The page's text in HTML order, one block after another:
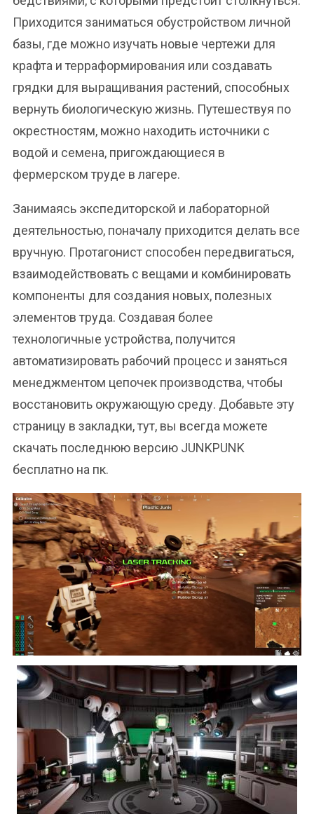
Приходится заниматься обустройством личной
базы, где можно изучать новые чертежи для
крафта и терраформирования или создавать
грядки для выращивания растений, способных
вернуть биологическую жизнь. Путешествуя по
окрестностям, можно находить источники с
водой и семена, пригождающиеся в
фермерском труде в лагере.
Занимаясь экспедиторской и лабораторной
деятельностью, поначалу приходится делать все
вручную. Протагонист способен передвигаться,
взаимодействовать с вещами и комбинировать
компоненты для создания новых, полезных
элементов труда. Создавая более
технологичные устройства, получится
автоматизировать рабочий процесс и заняться
менеджментом цепочек производства, чтобы
восстановить окружающую среду. Добавьте эту
страницу в закладки, тут, вы всегда можете
скачать последнюю версию JUNKPUNK
бесплатно на пк.